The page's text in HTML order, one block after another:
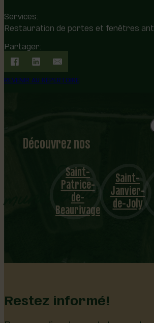
Services:
Restauration de portes et fenêtres
Partager:
REVENIR AU RÉPERTOIRE
Découvrez nos
1
8
mu
nicipalités
Beaurivage
Saint-
Janvier-
de-Joly
Dosquet
Restez informé!